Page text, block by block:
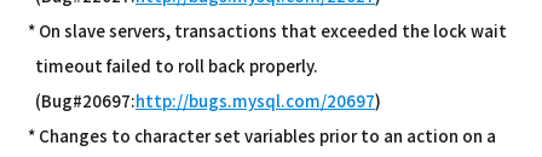
* On slave servers, transactions that exceeded the lock wait
timeout failed to roll back properly.
(Bug#20697:http://bugs.mysql.com/20697)
* Changes to character set variables prior to an action on a